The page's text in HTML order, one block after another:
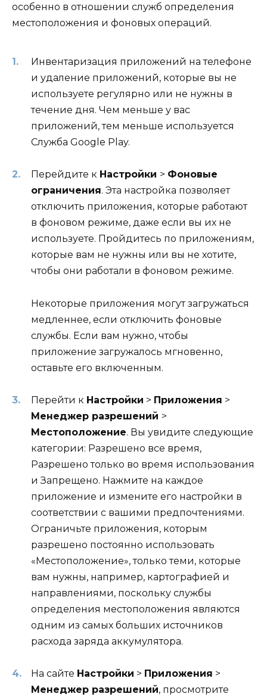
особенно в отношении служб определения
местоположения и фоновых операций.
Инвентаризация приложений на телефоне
и удаление приложений, которые вы не
используете регулярно или не нужны в
течение дня. Чем меньше у вас
приложений, тем меньше используется
Служба Google Play.
Перейдите к Настройки > Фоновые
ограничения. Эта настройка позволяет
отключить приложения, которые работают
в фоновом режиме, даже если вы их не
используете. Пройдитесь по приложениям,
которые вам не нужны или вы не хотите,
чтобы они работали в фоновом режиме.
Некоторые приложения могут загружаться
медленнее, если отключить фоновые
службы. Если вам нужно, чтобы
приложение загружалось мгновенно,
оставьте его включенным.
Перейти к Настройки > Приложения >
Менеджер разрешений >
Местоположение. Вы увидите следующие
категории: Разрешено все время,
Разрешено только во время использования
и Запрещено. Нажмите на каждое
приложение и измените его настройки в
соответствии с вашими предпочтениями.
Ограничьте приложения, которым
разрешено постоянно использовать
«Местоположение», только теми, которые
вам нужны, например, картографией и
направлениями, поскольку службы
определения местоположения являются
одним из самых больших источников
расхода заряда аккумулятора.
На сайте Настройки > Приложения >
Менеджер разрешений, просмотрите